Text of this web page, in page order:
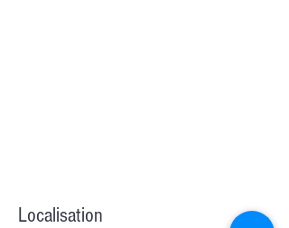
Localisation